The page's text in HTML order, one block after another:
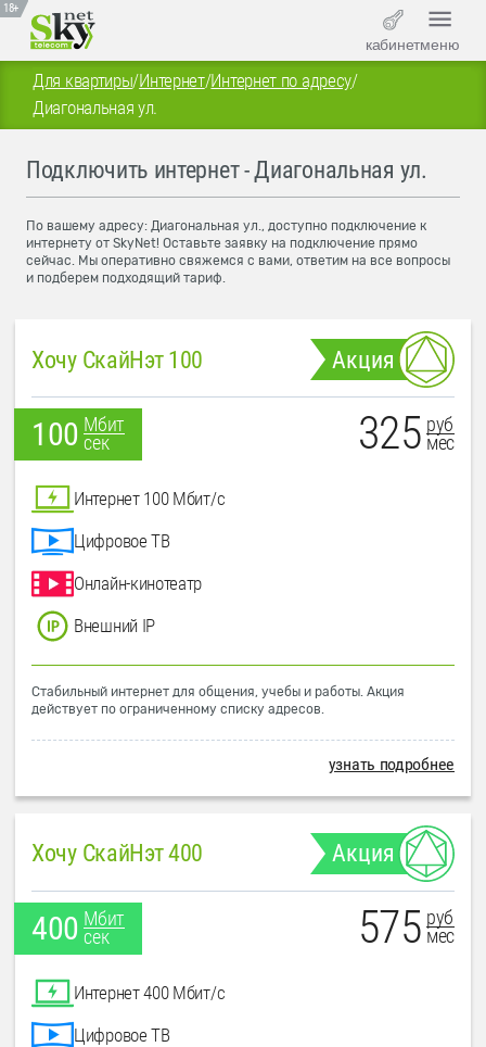
18+
кабинетменю
Для квартиры/Интернет/Интернет по адресу/
Диагональная ул.
Подключить интернет - Диагональная ул.
По вашему адресу: Диагональная ул., доступно подключение к
интернету от SkyNet! Оставьте заявку на подключение прямо
сейчас. Мы оперативно свяжемся с вами, ответим на все вопросы
и подберем подходящий тариф.
Хочу СкайНэт 100 Акция
100 Мбит
сек
325 руб
мес
Интернет 100 Мбит/с
Цифровое ТВ
Онлайн-кинотеатр
Внешний IP
Стабильный интернет для общения, учебы и работы. Акция
действует по ограниченному списку адресов.
узнать подробнее
Хочу СкайНэт 400 Акция
400 Мбит
сек
575 руб
мес
Интернет 400 Мбит/с
Цифровое ТВ